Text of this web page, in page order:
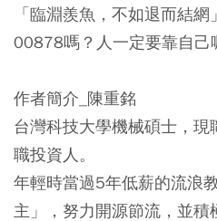
「臨淵羨魚，不如退而結
00878嗎？人一定要靠自己
作者簡介_陳重銘
台灣科技大學機械碩士，
職投資人。
年輕時當過5年低薪的流浪
主」，努力開源節流，並